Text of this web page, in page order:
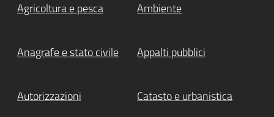
Agricoltura e pesca Ambiente
Anagrafe e stato civile Appalti pubblici
Autorizzazioni Catasto e urbanistica